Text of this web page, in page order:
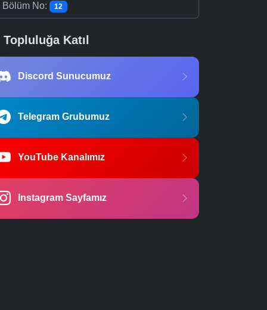
Bölüm No: 12
Topluluğa Katıl
Discord Sunucumuz
Telegram Grubumuz
YouTube Kanalımız
Instagram Sayfamız